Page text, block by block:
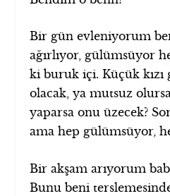
Bir gün evleniyorum
ağırlıyor, gülümsüyor
ki buruk içi. Küçük kızı
olacak, ya mutsuz
yaparsa onu üzecek?
ama hep gülümsüyor,
Bir akşam arıyorum
Bunu beni